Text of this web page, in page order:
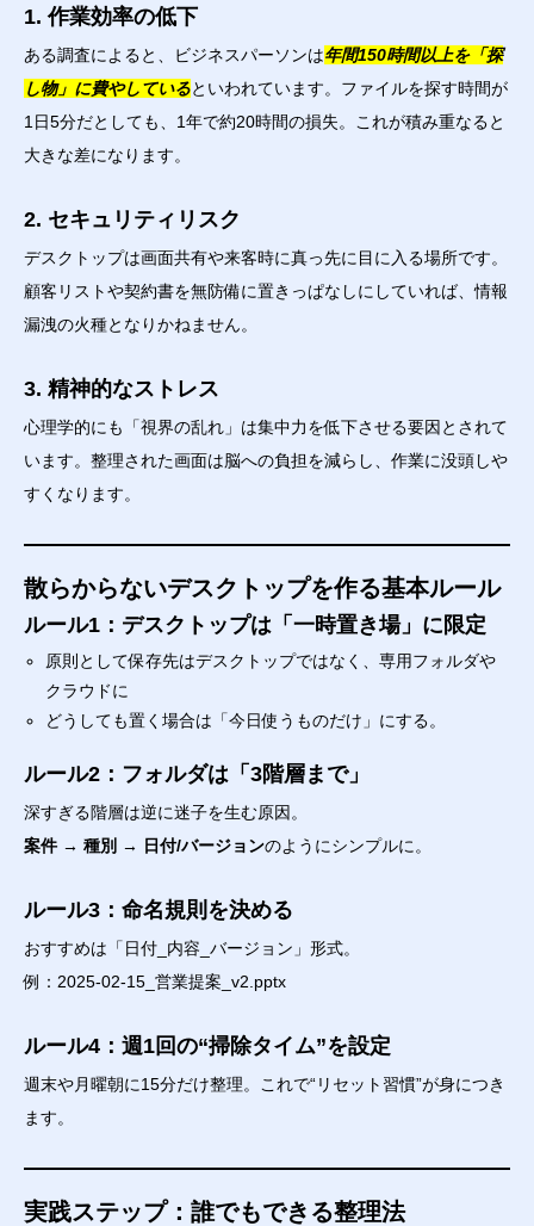
1. 作業効率の低下
ある調査によると、ビジネスパーソンは年間150時間以上を「探
し物」に費やしているといわれています。ファイルを探す時間が
1日5分だとしても、1年で約20時間の損失。これが積み重なると
大きな差になります。
2. セキュリティリスク
デスクトップは画面共有や来客時に真っ先に目に入る場所です。
顧客リストや契約書を無防備に置きっぱなしにしていれば、情報
漏洩の火種となりかねません。
3. 精神的なストレス
心理学的にも「視界の乱れ」は集中力を低下させる要因とされて
います。整理された画面は脳への負担を減らし、作業に没頭しや
すくなります。
散らからないデスクトップを作る基本ルール
ルール1：デスクトップは「一時置き場」に限定
原則として保存先はデスクトップではなく、専用フォルダや
クラウドに
どうしても置く場合は「今日使うものだけ」にする。
ルール2：フォルダは「3階層まで」
深すぎる階層は逆に迷子を生む原因。
案件 → 種別 → 日付/バージョンのようにシンプルに。
ルール3：命名規則を決める
おすすめは「日付_内容_バージョン」形式。
例：2025-02-15_営業提案_v2.pptx
ルール4：週1回の“掃除タイム”を設定
週末や月曜朝に15分だけ整理。これで“リセット習慣”が身につき
ます。
実践ステップ：誰でもできる整理法